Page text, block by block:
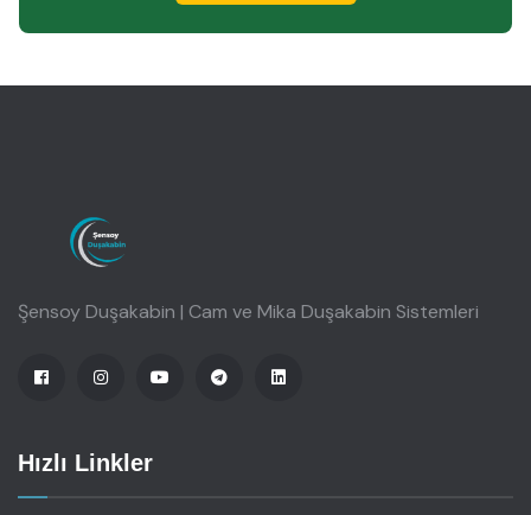
Şensoy Duşakabin | Cam ve Mika Duşakabin Sistemleri
Hızlı Linkler